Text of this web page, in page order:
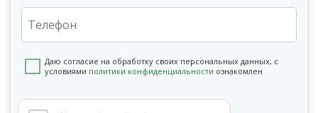
Даю согласие на обработку своих персональных данных, с
условиями политики конфиденциальности ознакомлен